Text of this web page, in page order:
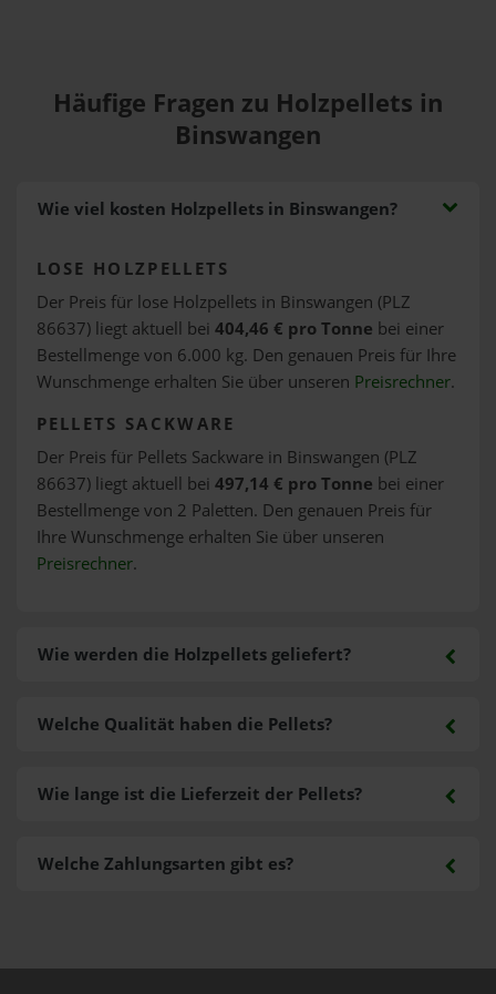
Häufige Fragen zu Holzpellets in
Binswangen
Wie viel kosten Holzpellets in Binswangen?
LOSE HOLZPELLETS
Der Preis für lose Holzpellets in Binswangen (PLZ
86637) liegt aktuell bei 404,46 € pro Tonne bei einer
Bestellmenge von 6.000 kg. Den genauen Preis für Ihre
Wunschmenge erhalten Sie über unseren Preisrechner.
PELLETS SACKWARE
Der Preis für Pellets Sackware in Binswangen (PLZ
86637) liegt aktuell bei 497,14 € pro Tonne bei einer
Bestellmenge von 2 Paletten. Den genauen Preis für
Ihre Wunschmenge erhalten Sie über unseren
Preisrechner.
Wie werden die Holzpellets geliefert?
Welche Zahlungsarten gibt es?
Welche Qualität haben die Pellets?
Wie lange ist die Lieferzeit der Pellets?